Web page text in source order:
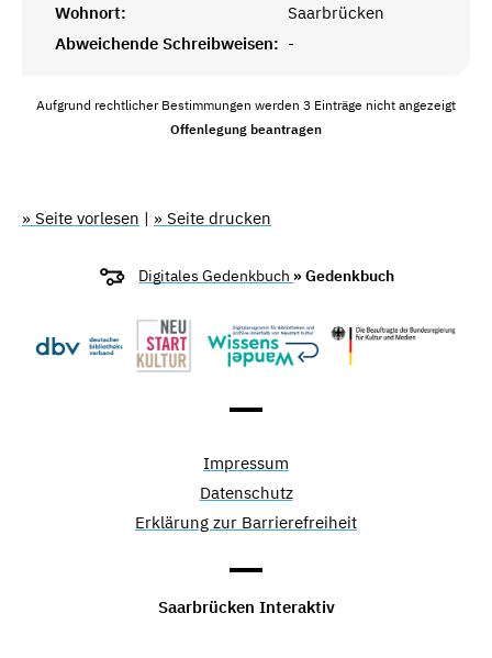
Wohnort:
Saarbrücken
Abweichende Schreibweisen: -
Aufgrund rechtlicher Bestimmungen werden 3 Einträge nicht angezeigt
Offenlegung beantragen
» Seite vorlesen | » Seite drucken
Digitales Gedenkbuch » Gedenkbuch
Impressum
Datenschutz
Erklärung zur Barrierefreiheit
Saarbrücken Interaktiv